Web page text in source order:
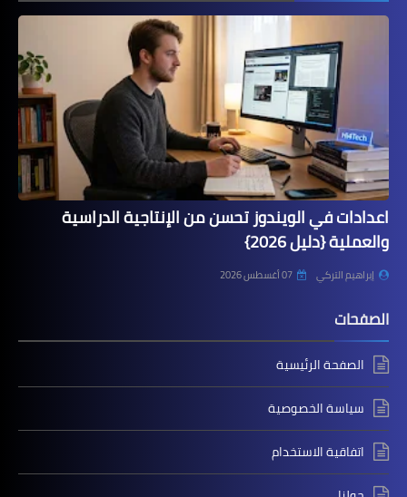
اعدادات في الويندوز تحسن من الإنتاجية الدراسية
والعملية {دليل 2026}
إبراهيم التركي 07 أغسطس 2026
الصفحات
الصفحة الرئيسية
سياسة الخصوصية
اتفاقية الاستخدام